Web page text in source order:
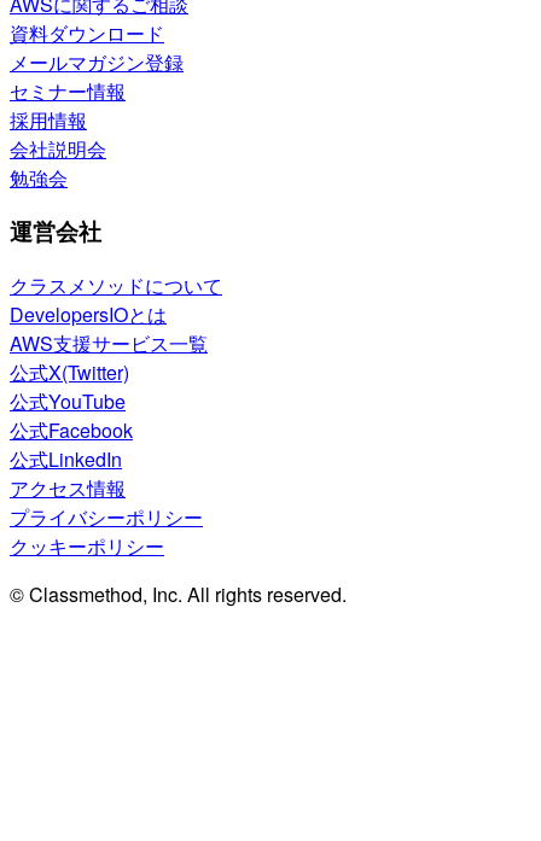
資料ダウンロード
メールマガジン登録
セミナー情報
採用情報
会社説明会
勉強会
運営会社
クラスメソッドについて
DevelopersIOとは
AWS支援サービス一覧
公式X(Twitter)
公式YouTube
公式Facebook
公式LinkedIn
アクセス情報
プライバシーポリシー
クッキーポリシー
© Classmethod, Inc. All rights reserved.